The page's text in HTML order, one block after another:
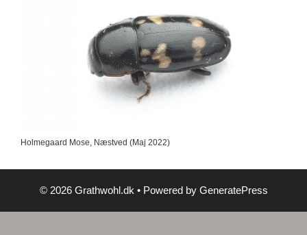
Holmegaard Mose, Næstved (Maj 2022)
© 2026 Grathwohl.dk • Powered by GeneratePress